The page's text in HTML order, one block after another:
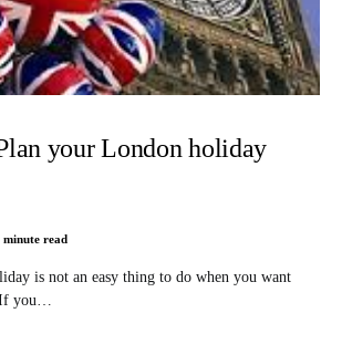
your London holiday
minute read
is not an easy thing to do when you want
If you…